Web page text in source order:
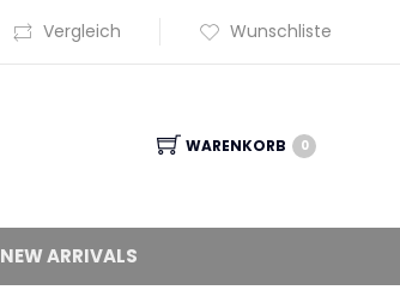
Vergleich Wunschliste
WARENKORB 0
NEW ARRIVALS